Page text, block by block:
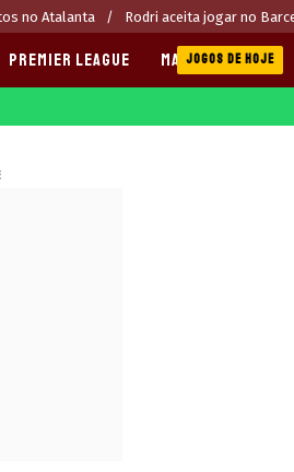
no Atalanta Rodri aceita jogar no
PREMIER LEAGUE MANCHESTER CITY
JOGOS DE HOJE